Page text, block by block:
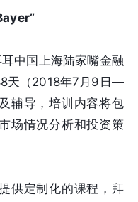
中国上海陆家嘴金融
天（2018年7月9日—
辅导，培训内容将包
场情况分析和投资策
供定制化的课程，拜